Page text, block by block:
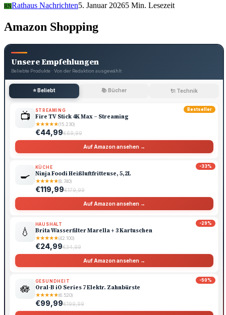
RNRathaus Nachrichten5. Januar 20265 Min. Lesezeit
Amazon Shopping
Unsere Empfehlungen
Beliebte Produkte · Von der Redaktion ausgewählt
⭐ Beliebt 📚 Bücher 🔌 Technik
Bestseller
📺 STREAMING
Fire TV Stick 4K Max – Streaming
★★★★★(15.230)
€44,99€69,99
Auf Amazon ansehen →
-33%
🍳
KÜCHE
Ninja Foodi Heißluftfritteuse, 5,2L
★★★★★(8.740)
€119,99€179,99
Auf Amazon ansehen →
-29%
💧
HAUSHALT
Brita Wasserfilter Marella + 3 Kartuschen
★★★★★(42.100)
€24,99€34,99
Auf Amazon ansehen →
-50%
🪷
GESUNDHEIT
Oral-B iO Series 7 Elektr. Zahnbürste
★★★★★(6.520)
€99,99€199,99